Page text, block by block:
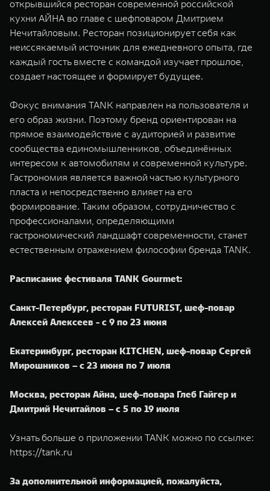
открывшийся ресторан современной российской
кухни АЙНА во главе с шефповаром Дмитрием
Нечитайловым. Ресторан позиционирует себя как
неиссякаемый источник для ежедневного опыта, где
каждый гость вместе с командой изучает прошлое,
создает настоящее и формирует будущее.
Фокус внимания TANK направлен на пользователя и
его образ жизни. Поэтому бренд ориентирован на
прямое взаимодействие с аудиторией и развитие
сообщества единомышленников, объединённых
интересом к автомобилям и современной культуре.
Гастрономия является важной частью культурного
пласта и непосредственно влияет на его
формирование. Таким образом, сотрудничество с
профессионалами, определяющими
гастрономический ландшафт современности, станет
естественным отражением философии бренда TANK.
Расписание фестиваля TANK Gourmet:
Санкт-Петербург, ресторан FUTURIST, шеф-повар
Алексей Алексеев - с 9 по 23 июня
Екатеринбург, ресторан KITCHEN, шеф-повар Сергей
Мирошников – с 23 июня по 7 июля
Москва, ресторан Айна, шеф-повара Глеб Гайгер и
Дмитрий Нечитайлов – с 5 по 19 июля
Узнать больше о приложении TANK можно по ссылке:
https://tank.ru
За дополнительной информацией, пожалуйста,